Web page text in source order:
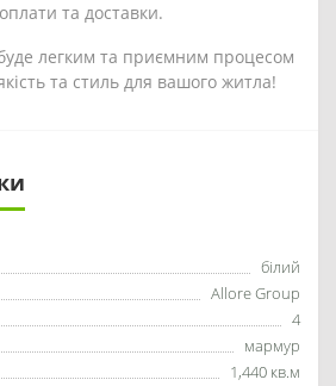
та доставки.
легким та приємним процесом
та стиль для вашого житла!
білий
Allore Group
4
мармур
1,440 кв.м